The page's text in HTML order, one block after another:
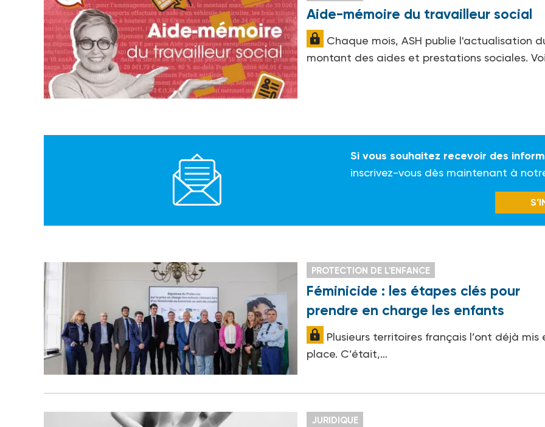
Aide-mémoire du travailleur social
Chaque mois, ASH publie l'actualisation
montant des aides et prestations sociales.
Si vous souhaitez recevoir des
inscrivez-vous dès maintenant à
PROTECTION DE L'ENFANCE
Féminicide : les étapes clés pour
prendre en charge les enfants
Plusieurs territoires français l’ont déjà mis
place. C’était,…
JURIDIQUE